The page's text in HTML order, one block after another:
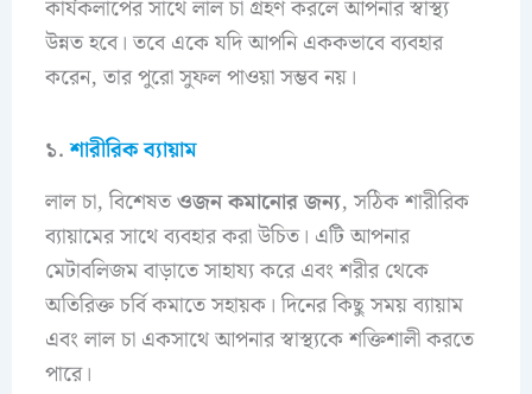
কার্যকলাপের সাথে লাল চা গ্রহণ করলে আপনার স্বাস্থ্য
উন্নত হবে। তবে একে যদি আপনি এককভাবে ব্যবহার
করেন, তার পুরো সুফল পাওয়া সম্ভব নয়।
১.শারীরিক ব্যায়াম
লাল চা, বিশেষতওজন কমানোর জন্য, সঠিক শারীরিক
ব্যায়ামের সাথে ব্যবহার করা উচিত। এটি আপনার
মেটাবলিজম বাড়াতে সাহায্য করে এবং শরীর থেকে
অতিরিক্ত চর্বি কমাতে সহায়ক। দিনের কিছু সময় ব্যায়াম
এবং লাল চা একসাথে আপনার স্বাস্থ্যকে শক্তিশালী করতে
পারে।